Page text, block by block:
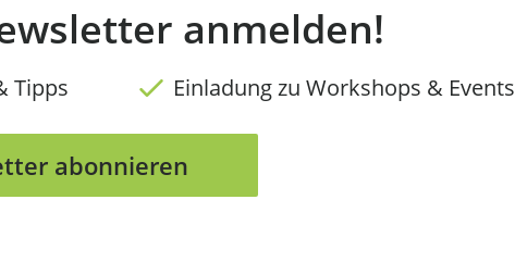
anmelden!
Tipps Einladung zu Workshops & Events
abonnieren